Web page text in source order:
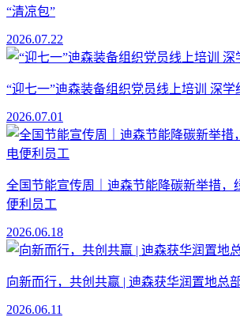
“清凉包”
2026.07.22
“迎七一”迪森装备组织党员线上培训 深
2026.07.01
全国节能宣传周｜迪森节能降碳新举措，
便利员工
2026.06.18
向新而行，共创共赢 | 迪森获华润置地总
2026.06.11